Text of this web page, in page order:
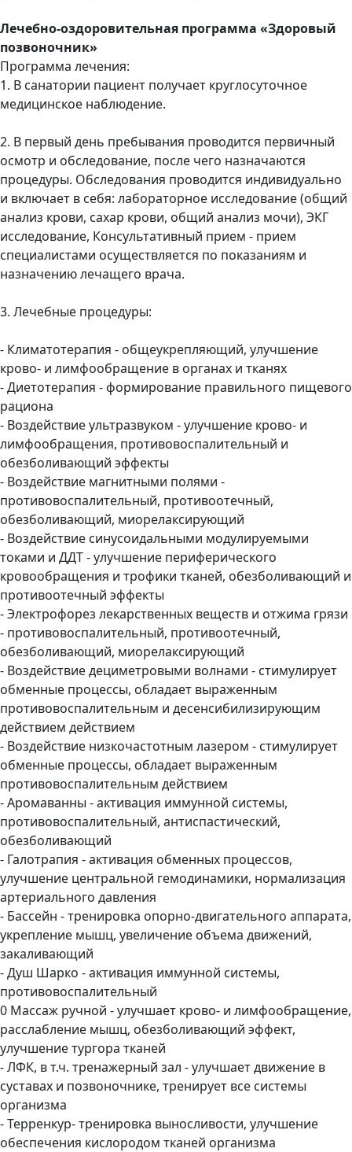
Лечебно-оздоровительная программа «Здоровый
позвоночник»
Программа лечения:
1. В санатории пациент получает круглосуточное
медицинское наблюдение.
2. В первый день пребывания проводится первичный
осмотр и обследование, после чего назначаются
процедуры. Обследования проводится индивидуально
и включает в себя: лабораторное исследование (общий
анализ крови, сахар крови, общий анализ мочи), ЭКГ
исследование, Консультативный прием - прием
специалистами осуществляется по показаниям и
назначению лечащего врача.
3. Лечебные процедуры:
- Климатотерапия - общеукрепляющий, улучшение
крово- и лимфообращение в органах и тканях
- Диетотерапия - формирование правильного пищевого
рациона
- Воздействие ультразвуком - улучшение крово- и
лимфообращения, противовоспалительный и
обезболивающий эффекты
- Воздействие магнитными полями -
противовоспалительный, противоотечный,
обезболивающий, миорелаксирующий
- Воздействие синусоидальными модулируемыми
токами и ДДТ - улучшение периферического
кровообращения и трофики тканей, обезболивающий и
противоотечный эффекты
- Электрофорез лекарственных веществ и отжима грязи
- противовоспалительный, противоотечный,
обезболивающий, миорелаксирующий
- Воздействие дециметровыми волнами - стимулирует
обменные процессы, обладает выраженным
противовоспалительным и десенсибилизирующим
действием действием
- Воздействие низкочастотным лазером - стимулирует
обменные процессы, обладает выраженным
противовоспалительным действием
- Аромаванны - активация иммунной системы,
противовоспалительный, антиспастический,
обезболивающий
- Галотрапия - активация обменных процессов,
улучшение центральной гемодинамики, нормализация
артериального давления
- Бассейн - тренировка опорно-двигательного аппарата,
укрепление мышц, увеличение объема движений,
закаливающий
- Душ Шарко - активация иммунной системы,
противовоспалительный
0 Массаж ручной - улучшает крово- и лимфообращение,
расслабление мышц, обезболивающий эффект,
улучшение тургора тканей
- ЛФК, в т.ч. тренажерный зал - улучшает движение в
суставах и позвоночнике, тренирует все системы
организма
- Терренкур- тренировка выносливости, улучшение
обеспечения кислородом тканей организма